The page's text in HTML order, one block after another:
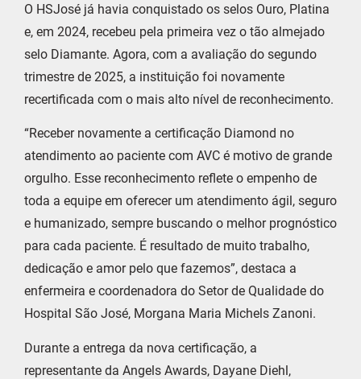
O HSJosé já havia conquistado os selos Ouro, Platina
e, em 2024, recebeu pela primeira vez o tão almejado
selo Diamante. Agora, com a avaliação do segundo
trimestre de 2025, a instituição foi novamente
recertificada com o mais alto nível de reconhecimento.
“Receber novamente a certificação Diamond no
atendimento ao paciente com AVC é motivo de grande
orgulho. Esse reconhecimento reflete o empenho de
toda a equipe em oferecer um atendimento ágil, seguro
e humanizado, sempre buscando o melhor prognóstico
para cada paciente. É resultado de muito trabalho,
dedicação e amor pelo que fazemos”, destaca a
enfermeira e coordenadora do Setor de Qualidade do
Hospital São José, Morgana Maria Michels Zanoni.
Durante a entrega da nova certificação, a
representante da Angels Awards, Dayane Diehl,